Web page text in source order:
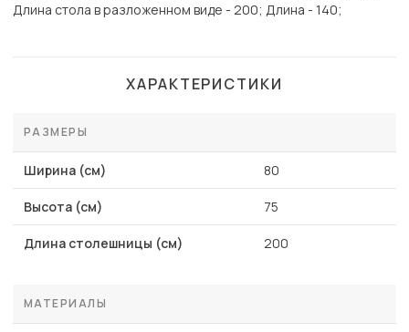
Длина стола в разложенном виде - 200; Длина - 140;
ХАРАКТЕРИСТИКИ
РАЗМЕРЫ
Ширина (см) 80
Высота (см) 75
Длина столешницы (см) 200
МАТЕРИАЛЫ